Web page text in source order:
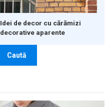
Idei de decor cu cărămizi
decorative aparente